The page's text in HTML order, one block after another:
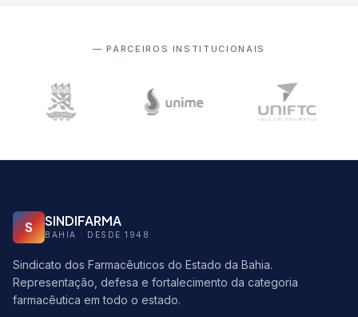
— PARCEIROS INSTITUCIONAIS
S SINDIFARMA
BAHIA · DESDE 1948
Sindicato dos Farmacêuticos do Estado da Bahia.
Representação, defesa e fortalecimento da categoria
farmacêutica em todo o estado.